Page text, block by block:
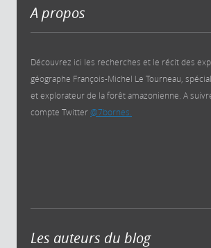
A propos
Découvrez ici les recherches et le récit des
géographe François-Michel Le Tourneau,
et explorateur de la forêt amazonienne. A
compte Twitter@7bornes.
Les auteurs du blog